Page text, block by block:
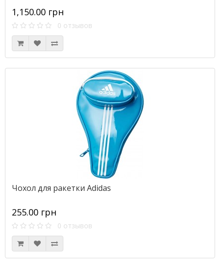
1,150.00 грн
0 отзывов
Чохол для ракетки Adidas
255.00 грн
0 отзывов